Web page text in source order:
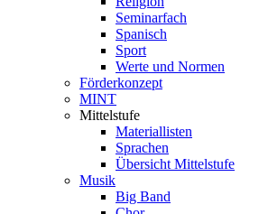
Seminarfach
Spanisch
Sport
Werte und Normen
Förderkonzept
MINT
Mittelstufe
Materiallisten
Sprachen
Übersicht Mittelstufe
Musik
Big Band